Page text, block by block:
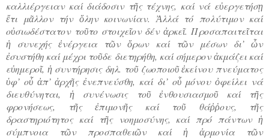
καλλιέργειαν καί διάδοσιν τῆς τέχνης, καί νά εὐεργετήσῃ
ἔτι μᾶλλον τήν ὅλην κοινωνίαν. Ἀλλά τό πολύτιμον καί
οὐσιωδέστατον τοῦτο στοιχεῖον δέν ἀρκεῖ. Προσαπαιτεῖται
ἡ συνεχής ἐνέργεια τῶν ὅρων καί τῶν μέσων δι’ ὧν
ἐσυστήθη καί μέχρι τοῦδε διετηρήθη, καί σήμερον ἀκμάζει καί
εὐημεροῖ, ἡ συντήρησις δηλ. τοῦ ζωοποιοῦ ἐκείνου πνεύματος
ὑφ’ οὗ ἀπ’ ἀρχῆς ἐνεπνεύσθη, καί δι’ οὗ μόνου ὀφείλει νά
διευθύνηται, ἡ συνένωσις τοῦ ἐνθουσιασμοῦ καί τῆς
φρονήσεως, τῆς ἐπιμονῆς καί τοῦ θάῤῥους, τῆς
δραστηριότητος καί τῆς νοημοσύνης, καί πρό πάντων ἡ
σύμπνοια τῶν προσπαθειῶν καί ἡ ἁρμονία τῶν